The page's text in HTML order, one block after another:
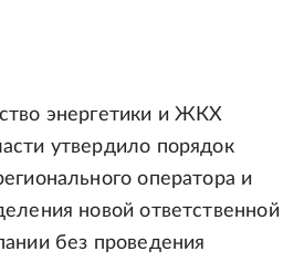
энергетики и ЖКХ
утвердило порядок
оператора и
новой ответственной
без проведения